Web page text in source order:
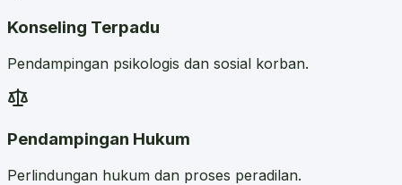
Konseling Terpadu
Pendampingan psikologis dan sosial korban.
Pendampingan Hukum
Perlindungan hukum dan proses peradilan.